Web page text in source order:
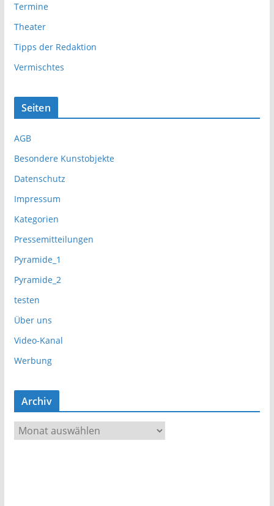
Termine
Theater
Tipps der Redaktion
Vermischtes
Seiten
AGB
Besondere Kunstobjekte
Datenschutz
Impressum
Kategorien
Pressemitteilungen
Pyramide_1
Pyramide_2
testen
Über uns
Video-Kanal
Werbung
Archiv